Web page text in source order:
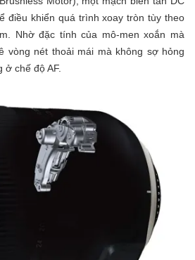
điều khiển quá trình xoay tròn tùy theo
Nhờ đặc tính của mô-men xoắn mà
vòng nét thoải mái mà không sợ hỏng
ở chế độ AF.